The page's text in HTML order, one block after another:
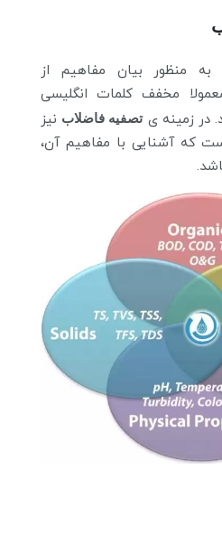
منظور بیان مفاهیم از
مخفف کلمات انگلیسی
در زمینه یتصفیه فاضلاب نیز
که آشنایی با مفاهیم آن،